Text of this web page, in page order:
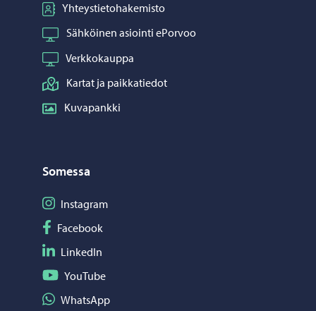
Yhteystietohakemisto
Sähköinen asiointi ePorvoo
Verkkokauppa
Kartat ja paikkatiedot
Kuvapankki
Somessa
Seuraa Instagram
Instagram
Seuraa Facebook
Facebook
Seuraa LinkedIn
LinkedIn
Seuraa YouTube
YouTube
Jaa WhatsApp
WhatsApp